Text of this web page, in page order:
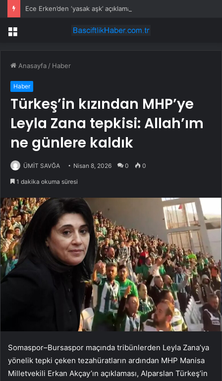
Menü
Anasayfa / Haber
Haber
Türkeş’in kızından MHP’ye
Leyla Zana tepkisi: Allah’ım
ne günlere kaldık
ÜMİT SAVĞA Nisan 8, 2026 0 0
1 dakika okuma süresi
Somaspor–Bursaspor maçında tribünlerden Leyla Zana’ya
yönelik tepki çeken tezahüratların ardından MHP Manisa
Milletvekili Erkan Akçay’ın açıklaması, Alparslan Türkeş’in